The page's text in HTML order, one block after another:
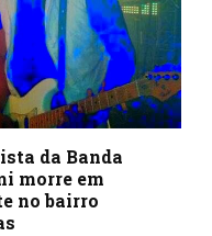
da Banda
morre em
no bairro